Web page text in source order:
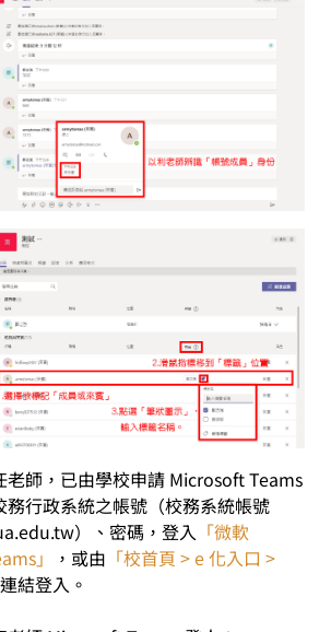
老師 ，已由學校申請 Microsoft Teams
務行政系統之帳號（校務系統帳號
）、密碼，登入 「微軟
」
，或由 「校首頁 > e 化入口 >
連結登入。